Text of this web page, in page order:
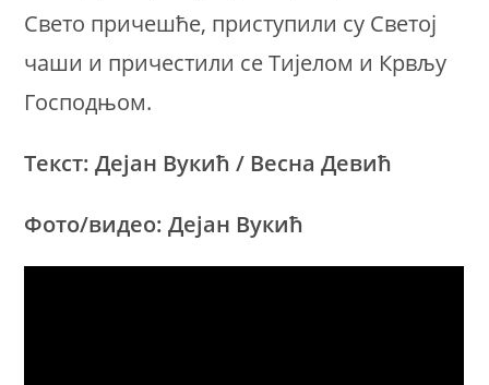
Свето причешће, приступили су Светој
чаши и причестили се Тијелом и Крвљу
Господњом.
Текст: Дејан Вукић / Весна Девић
Фото/видео: Дејан Вукић